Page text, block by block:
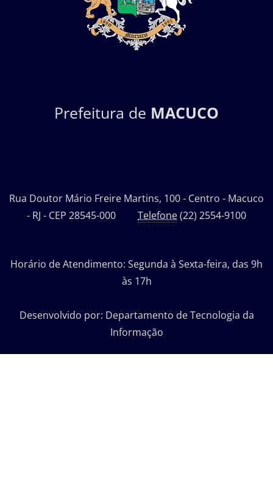
Prefeitura de MACUCO
Rua Doutor Mário Freire Martins, 100 - Centro - Macuco
- RJ - CEP 28545-000 Telefone(22) 2554-9100
Horário de Atendimento: Segunda à Sexta-feira, das 9h
às 17h
Desenvolvido por: Departamento de Tecnologia da
Informação